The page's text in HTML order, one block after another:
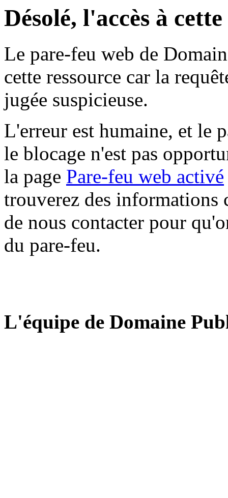
Désolé, l'accès à
Le pare-feu web de
cette ressource car la
jugée suspicieuse.
L'erreur est humaine, et le
le blocage n'est pas
la page Pare-feu web activé
trouverez des informations
de nous contacter pour
du pare-feu.
L'équipe de Domaine